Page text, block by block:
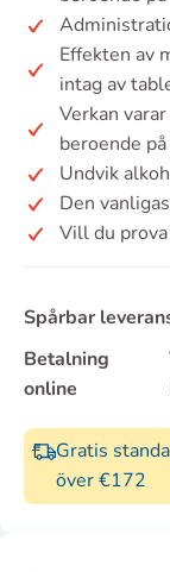
Effekten av
intag av
Verkan
beroende
Undvik
Den
Vill du
Spårbar
Betalning
online
Gratis
över €172